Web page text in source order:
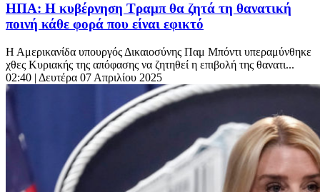
ΗΠΑ: Η κυβέρνηση Τραμπ θα ζητά τη θανατική
ποινή κάθε φορά που είναι εφικτό
Η Αμερικανίδα υπουργός Δικαιοσύνης Παμ Μπόντι υπεραμύνθηκε
χθες Κυριακής της απόφασης να ζητηθεί η επιβολή της θανατι...
02:40 | Δευτέρα 07 Απριλίου 2025